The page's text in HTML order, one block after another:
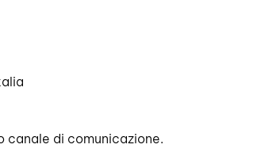
canale di comunicazione.